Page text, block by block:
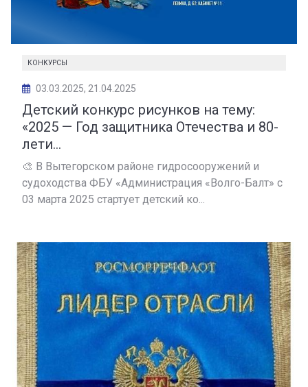
КОНКУРСЫ
03.03.2025, 21.04.2025
Детский конкурс рисунков на тему:
«2025 — Год защитника Отечества и 80-
лети...
🎨 В Вытегорском районе гидросооружений и
судоходства ФБУ «Администрация «Волго-Балт» с
03 марта 2025 стартует детский ко...